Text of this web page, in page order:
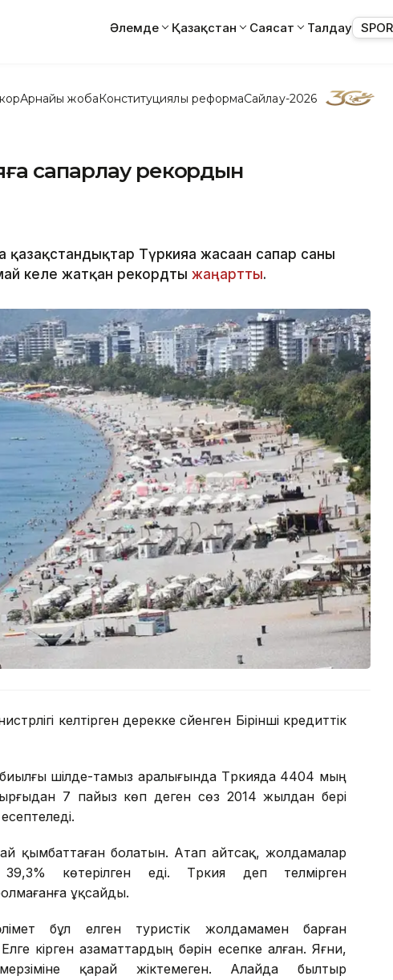
Әлемде Қазақстан Саясат Талдау
Арнайы жобаКонституциялық реформаСайлау-2026
сапарлау рекордын
Түркияға жасаған сапар саны
келе жатқан рекордты жаңартты.
келтірген дерекке сүйенген Бірінші кредиттік
шілде-тамыз аралығында Түркияда 4404 мың
7 пайыз көп деген сөз 2014 жылдан бері
қымбаттаған болатын. Атап айтсақ, жолдамалар
көтерілген еді. Түркия деп телмірген
ұқсайды.
бұл елген туристік жолдамамен барған
кірген азаматтардың бәрін есепке алған. Яғни,
қарай жіктемеген. Алайда былтыр